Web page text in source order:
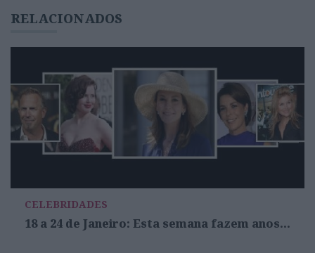
RELACIONADOS
CELEBRIDADES
18 a 24 de Janeiro: Esta semana fazem anos...